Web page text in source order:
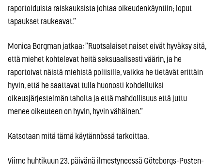
raportoiduista raiskauksista johtaa oikeudenkäyntiin; loput
tapaukset raukeavat.”
Monica Borgman jatkaa: ”Ruotsalaiset naiset eivät hyväksy sitä,
että miehet kohtelevat heitä seksuaalisesti väärin, ja he
raportoivat näistä miehistä poliisille, vaikka he tietävät erittäin
hyvin, että he saattavat tulla huonosti kohdelluiksi
oikeusjärjestelmän taholta ja että mahdollisuus että juttu
menee oikeuteen on hyvin, hyvin vähäinen.”
Katsotaan mitä tämä käytännössä tarkoittaa.
Viime huhtikuun 23. päivänä ilmestyneessä Göteborgs-Posten-